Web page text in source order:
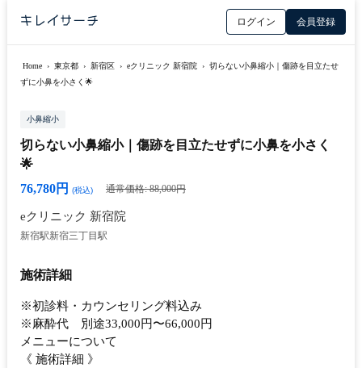
ログイン 会員登録
Home › 東京都 › 新宿区 › eクリニック 新宿院 › 切らない小鼻縮小｜傷跡を目立たせ
ずに小鼻を小さく🌟
小鼻縮小
切らない小鼻縮小｜傷跡を目立たせずに小鼻を小さく
🌟
76,780円
(税込) 通常価格: 88,000円
eクリニック 新宿院
新宿駅新宿三丁目駅
施術詳細
※初診料・カウンセリング料込み
※麻酔代 別途33,000円〜66,000円
メニューについて
《 施術詳細 》